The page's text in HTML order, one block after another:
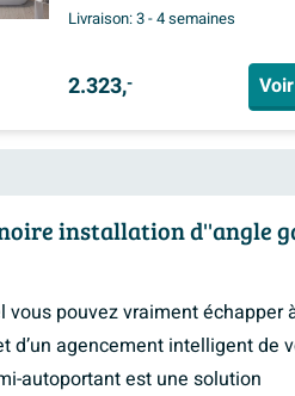
Livraison:3 - 4 semaines
2.323,-
installation d''angle
vous pouvez vraiment échapper
d’un agencement intelligent de
autoportant est une solution